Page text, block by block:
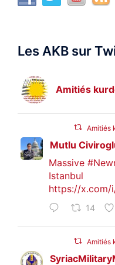
Les AKB sur
Amitiés
Amitiés
Mutlu
Massive
Istanbul
https://x.com/
14
Amitiés